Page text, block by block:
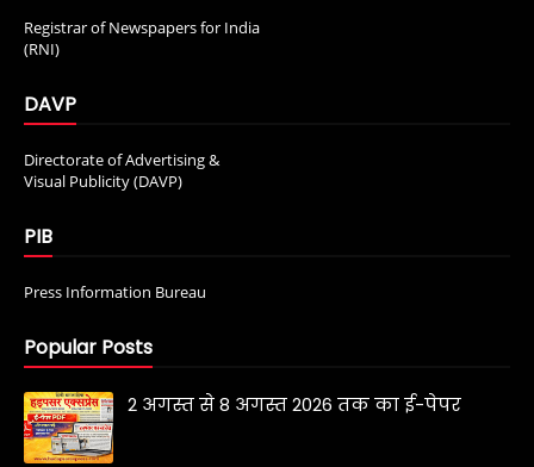
Registrar of Newspapers for India
(RNI)
DAVP
Directorate of Advertising &
Visual Publicity (DAVP)
PIB
Press Information Bureau
Popular Posts
2 अगस्त से 8 अगस्त 2026 तक का ई-पेपर